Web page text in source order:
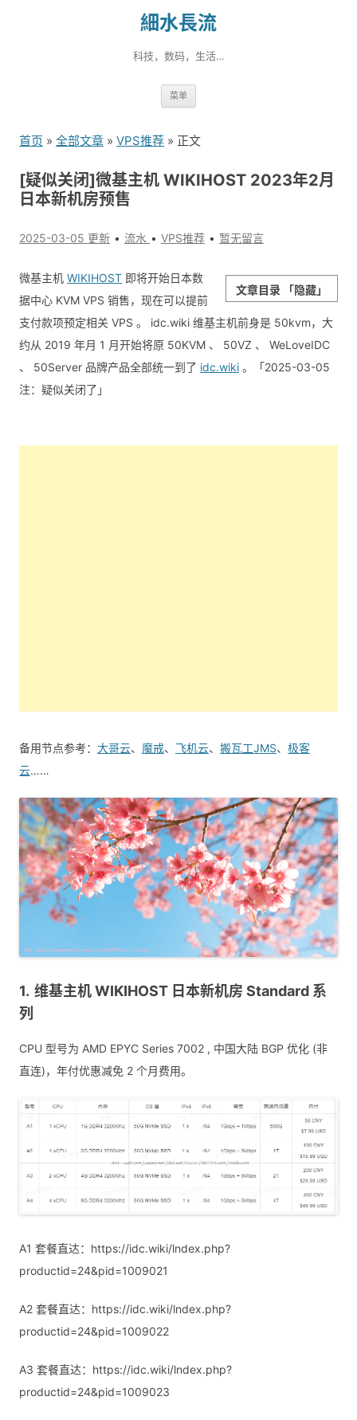
細水長流
科技，数码，生活…
菜单
到
容
首页 » 全部文章 » VPS推荐 » 正文
[疑似关闭]微基主机 WIKIHOST 2023年2月
日本新机房预售
2025-03-05 更新 流水 VPS推荐 暂无留言
文章目录 「隐藏」
微基主机 WIKIHOST 即将开始日本数
据中心 KVM VPS 销售，现在可以提前
支付款项预定相关 VPS 。 idc.wiki 维基主机前身是 50kvm，大
约从 2019 年月 1 月开始将原 50KVM 、 50VZ 、 WeLoveIDC
、 50Server 品牌产品全部统一到了 idc.wiki 。「2025-03-05
注：疑似关闭了」
备用节点参考： 大哥云、 魔戒、 飞机云、 搬瓦工JMS、 极客
云……
维基主机 WIKIHOST 日本新机房 Standard 系
列
CPU 型号为 AMD EPYC Series 7002 , 中国大陆 BGP 优化 (非
直连)，年付优惠减免 2 个月费用。
A1 套餐直达：https://idc.wiki/lndex.php?
productid=24&pid=1009021
A2 套餐直达：https://idc.wiki/lndex.php?
productid=24&pid=1009022
A3 套餐直达：https://idc.wiki/lndex.php?
productid=24&pid=1009023